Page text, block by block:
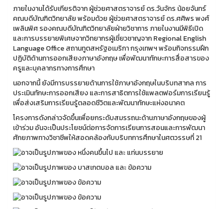
ภายในงานได้รับเกียรติจาก ผู้ช่วยศาสตราจารย์ ดร.วันจักร น้อยจันทร์
คณบดีบัณฑิตวิทยาลัย พร้อมด้วย ผู้ช่วยศาสตราจารย์ ดร.ศศิพร พงศ์
เพลินพิศ รองคณบดีบัณฑิตวิทยาลัยฝ่ายวิชาการ ภายในงานมีพิธีเปิด
และการบรรยายพิเศษจากวิทยากรผู้เชี่ยวชาญจาก Regional English
Language Office สถานทูตสหรัฐอเมริกา กรุงเทพฯ พร้อมกิจกรรมฝึก
ปฏิบัติด้านการออกเสียงภาษาอังกฤษ เพื่อพัฒนาทักษะการสื่อสารของ
ครูและบุคลากรทางการศึกษา
นอกจากนี้ ยังมีการบรรยายด้านการใช้ภาษาอังกฤษในบริบทสากล การ
ประเมินทักษะการออกเสียง และการสาธิตการใช้แพลตฟอร์มการเรียนรู้
เพื่อส่งเสริมการเรียนรู้ตลอดชีวิตและพัฒนาทักษะแห่งอนาคต
โครงการดังกล่าวจัดขึ้นเพื่อยกระดับสมรรถนะด้านภาษาอังกฤษของผู้
เข้าร่วม อันจะเป็นประโยชน์ต่อการจัดการเรียนการสอนและการพัฒนา
ศักยภาพทางวิชาชีพให้สอดคล้องกับบริบทการศึกษาในศตวรรษที่ 21